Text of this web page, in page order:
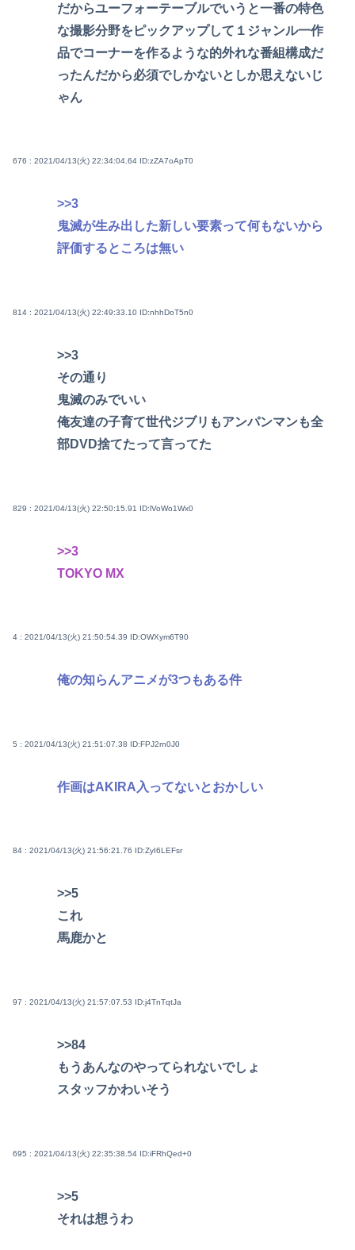
だからユーフォーテーブルでいうと一番の特色
な撮影分野をピックアップして１ジャンル一作
品でコーナーを作るような的外れな番組構成だ
ったんだから必須でしかないとしか思えないじ
ゃん
676 : 2021/04/13(火) 22:34:04.64 ID:zZA7oApT0
>>3
鬼滅が生み出した新しい要素って何もないから
評価するところは無い
814 : 2021/04/13(火) 22:49:33.10 ID:nhhDoT5n0
>>3
その通り
鬼滅のみでいい
俺友達の子育て世代ジブリもアンパンマンも全
部DVD捨てたって言ってた
829 : 2021/04/13(火) 22:50:15.91 ID:lVoWo1Wx0
>>3
TOKYO MX
4 : 2021/04/13(火) 21:50:54.39 ID:OWXym6T90
俺の知らんアニメが3つもある件
5 : 2021/04/13(火) 21:51:07.38 ID:FPJ2rn0J0
作画はAKIRA入ってないとおかしい
84 : 2021/04/13(火) 21:56:21.76 ID:ZyI6LEFsr
>>5
これ
馬鹿かと
97 : 2021/04/13(火) 21:57:07.53 ID:j4TnTqtJa
>>84
もうあんなのやってられないでしょ
スタッフかわいそう
695 : 2021/04/13(火) 22:35:38.54 ID:iFRhQed+0
>>5
それは想うわ